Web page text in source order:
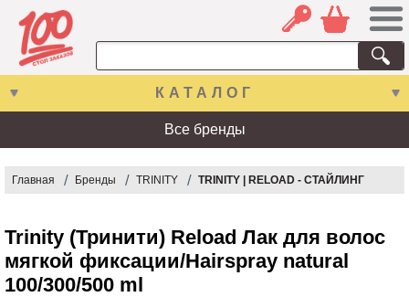
КАТАЛОГ
Все бренды
Главная Бренды TRINITY TRINITY | RELOAD - СТАЙЛИНГ
Trinity (Тринити) Reload Лак для волос
мягкой фиксации/Hairspray natural
100/300/500 ml